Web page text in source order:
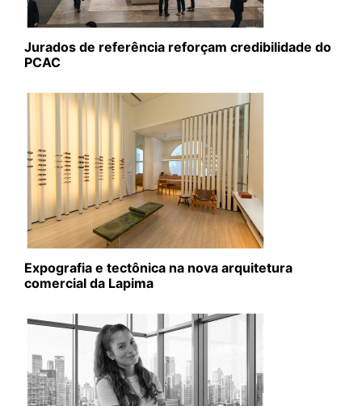
Jurados de referência reforçam credibilidade do
PCAC
Expografia e tectônica na nova arquitetura
comercial da Lapima